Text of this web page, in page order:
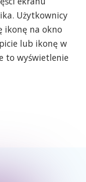
Użytkownicy
ikonę na okno
lub ikonę w
to wyświetlenie